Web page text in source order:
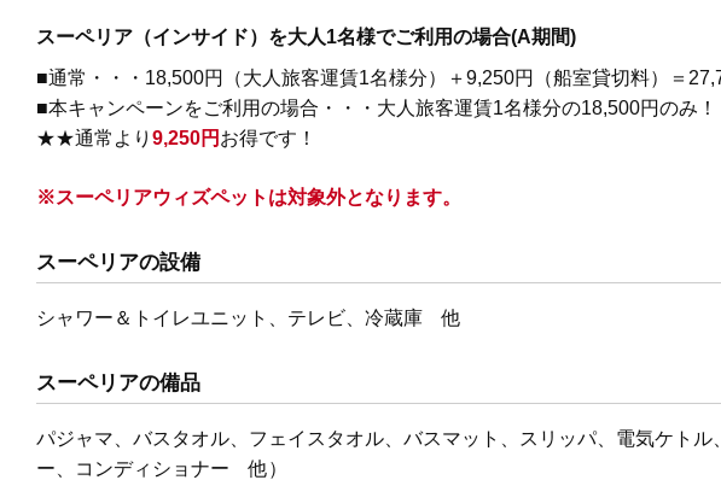
スーペリア（インサイド）を大人1名様でご利用の場合(A期間)
■通常・・・18,500円（大人旅客運賃1名様分）＋9,250円（船室貸切料）＝
■本キャンペーンをご利用の場合・・・大人旅客運賃1名様分の18,500円のみ！
★★通常より 9,250円 お得です！
※スーペリアウィズペットは対象外となります。
スーペリアの設備
シャワー＆トイレユニット、テレビ、冷蔵庫 他
スーペリアの備品
パジャマ、バスタオル、フェイスタオル、バスマット、スリッパ、電気ケト
ー、コンディショナー 他）